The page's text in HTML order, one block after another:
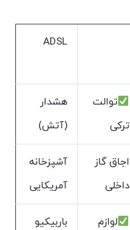
ADSL
توالت
ترکی
هشدار
(آتش)
اجاق گاز
داخلی
آشپزخانه
آمریکایی
لوازم
باربیکیو